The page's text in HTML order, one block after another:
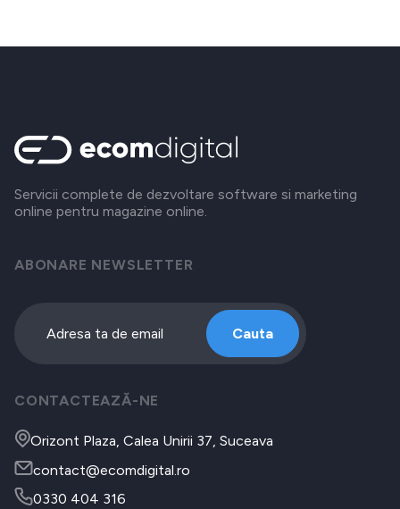
Servicii complete de dezvoltare software si marketing
online pentru magazine online.
ABONARE NEWSLETTER
Cauta
CONTACTEAZĂ-NE
Orizont Plaza, Calea Unirii 37, Suceava
contact@ecomdigital.ro
0330 404 316